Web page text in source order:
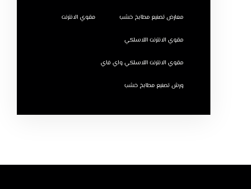
معارض تصنيع مطابخ خشب مقوي الانترنت
مقوي الانترنت اللاسلكي
مقوي الانترنت اللاسلكي واي فاي
ورش تصنيع مطابخ خشب